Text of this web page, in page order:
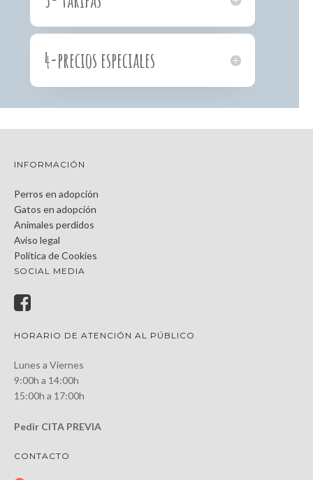
4-precios especiales
INFORMACIÓN
Perros en adopción
Gatos en adopción
Animales perdidos
Aviso legal
Política de Cookies
SOCIAL MEDIA
HORARIO DE ATENCIÓN AL PÚBLICO
Lunes a Viernes
9:00h a 14:00h
15:00h a 17:00h
Pedir CITA PREVIA
CONTACTO